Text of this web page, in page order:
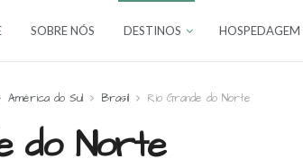
SOBRE NÓS DESTINOS HOSPEDAGEM
América do Sul Brasil Rio Grande do Norte
do Norte